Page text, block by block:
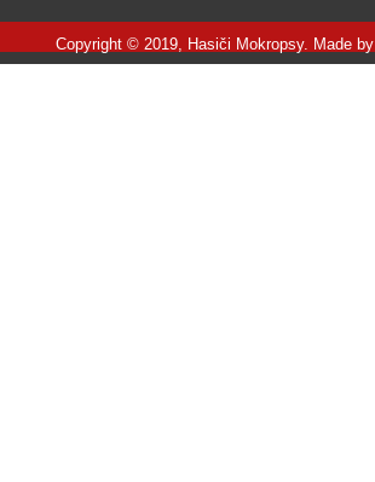
Copyright © 2019, Hasiči Mokropsy. Made by